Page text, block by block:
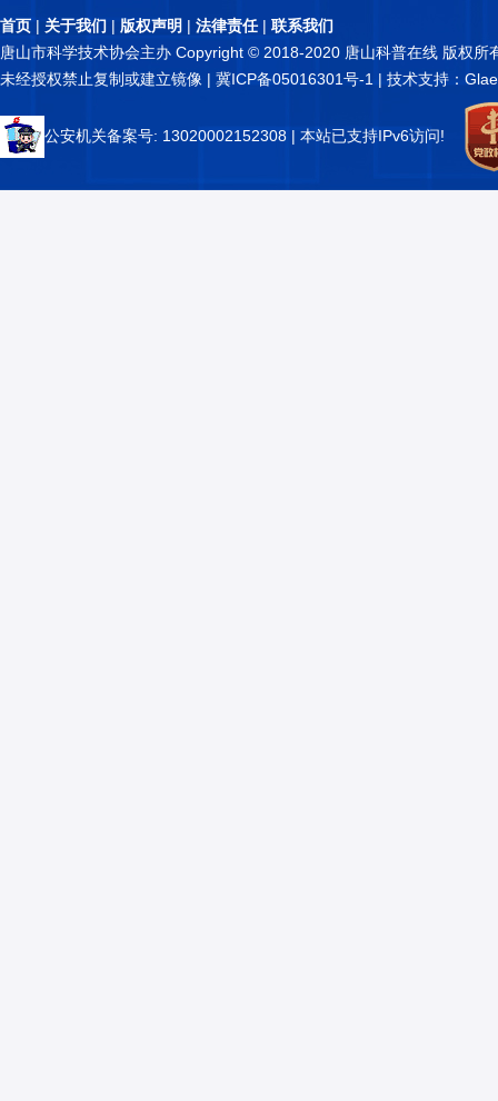
首页 | 关于我们 | 版权声明 | 法律责任| 联系我们
唐山市科学技术协会主办 Copyright © 2018-2020 唐山科普在线 版权所
未经授权禁止复制或建立镜像 | 冀ICP备05016301号-1 | 技术支持：
公安机关备案号: 13020002152308 | 本站已支持IPv6访问!